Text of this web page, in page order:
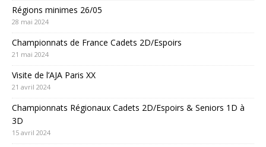
Régions minimes 26/05
28 mai 2024
Championnats de France Cadets 2D/Espoirs
21 mai 2024
Visite de l’AJA Paris XX
21 avril 2024
Championnats Régionaux Cadets 2D/Espoirs & Seniors 1D à
3D
15 avril 2024